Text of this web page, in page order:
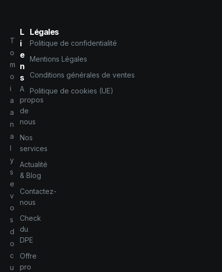
T
o
m
o
i
a
a
n
a
l
y
s
e
v
o
s
d
o
c
u
L
i
e
n
s
A
propos
de
nous
Nos
services
Actualité
& Blog
Contactez-
nous
Check
du
DPE
Offre
pro
Légales
Politique de confidentialité
Mentions Légales
Conditions générales de ventes
Politique de cookies (UE)